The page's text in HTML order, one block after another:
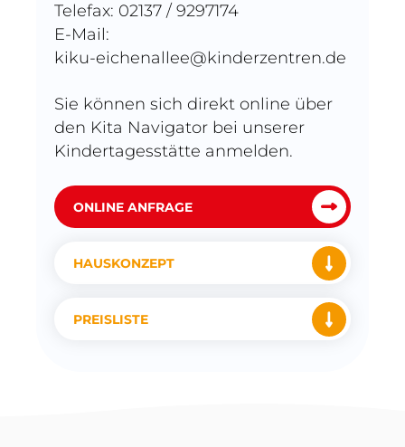
Telefax: 02137 / 9297174
E-Mail:
kiku-eichenallee@kinderzentren.de
Sie können sich direkt online über
den Kita Navigator bei unserer
Kindertagesstätte anmelden.
ONLINE ANFRAGE
HAUSKONZEPT
PREISLISTE